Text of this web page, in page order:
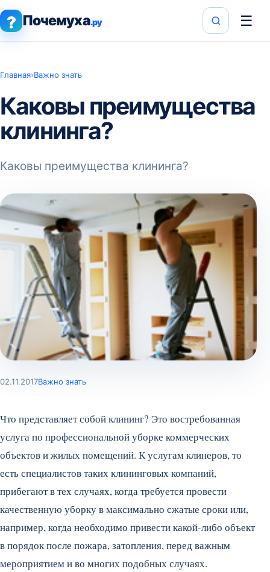
? Почемуха.ру ☰
Главная›Важно знать
Каковы преимущества
клининга?
Каковы преимущества клининга?
02.11.2017Важно знать
Что представляет собой клининг? Это востребованная
услуга по профессиональной уборке коммерческих
объектов и жилых помещений. К услугам клинеров, то
есть специалистов таких клининговых компаний,
прибегают в тех случаях, когда требуется провести
качественную уборку в максимально сжатые сроки или,
например, когда необходимо привести какой-либо объект
в порядок после пожара, затопления, перед важным
мероприятием и во многих подобных случаях.